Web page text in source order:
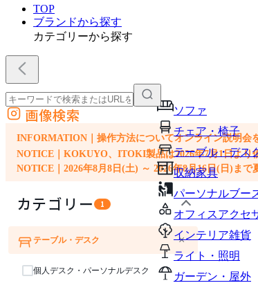
TOP
ブランドから探す
カテゴリーから探す
ソファ
チェア・椅子
テーブル・デス
収納家具
パーソナルブー
オフィスアクセ
インテリア雑貨
ライト・照明
ガーデン・屋外
外部サイトの商品をカートに追加
他のサイトで見つけた商品ページのURLを貼り付けて、カートに追加できます
画像検索
INFORMATION｜操作方法についてオンライン説明会
NOTICE｜KOKUYO、ITOKI製品は2026年7月1日より
NOTICE｜2026年8月8日(土) ～ 2026年8月16日(日)まで
カテゴリー 1
ソファ
チェア・椅子
テーブル・デスク ×
個人デスク・パーソナルデスク